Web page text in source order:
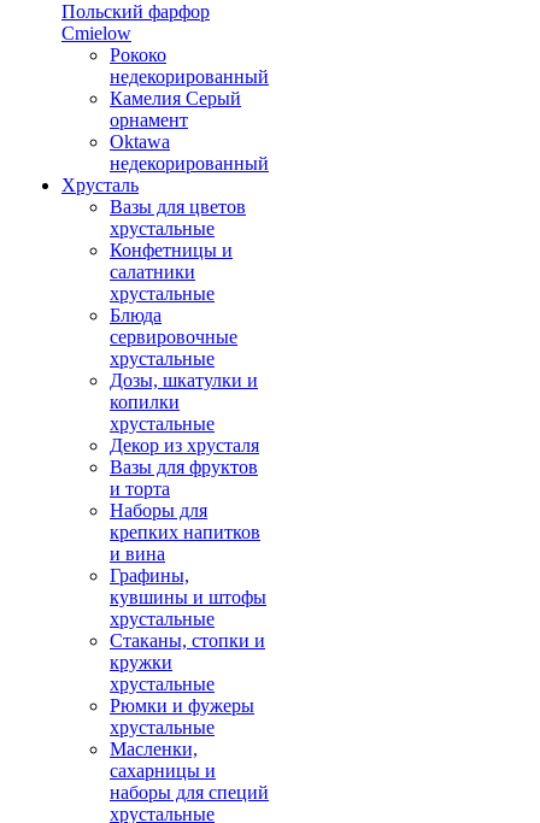
Польский фарфор
Сmielow
Рококо
недекорированный
Камелия Серый
орнамент
Oktawa
недекорированный
Хрусталь
Вазы для цветов
хрустальные
Конфетницы и
салатники
хрустальные
Блюда
сервировочные
хрустальные
Дозы, шкатулки и
копилки
хрустальные
Декор из хрусталя
Вазы для фруктов
и торта
Наборы для
крепких напитков
и вина
Графины,
кувшины и штофы
хрустальные
Стаканы, стопки и
кружки
хрустальные
Рюмки и фужеры
хрустальные
Масленки,
сахарницы и
наборы для специй
хрустальные